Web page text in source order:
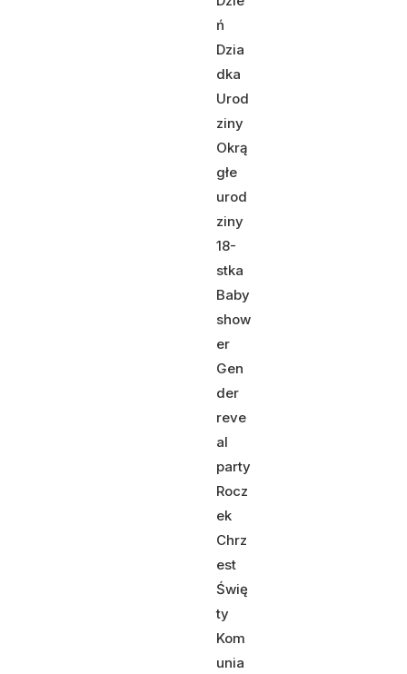
ń
Dzia
dka
Urod
ziny
Okrą
głe
urod
ziny
18-
stka
Baby
show
er
Gen
der
reve
al
party
Rocz
ek
Chrz
est
Świę
ty
Kom
unia